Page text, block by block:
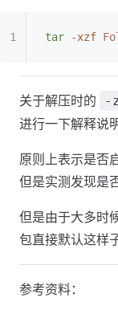
tar -xzf
关于解压时的 -z
进行一下解释说明
原则上表示是否
但是实测发现是
但是由于大多时
包直接默认这样
参考资料：